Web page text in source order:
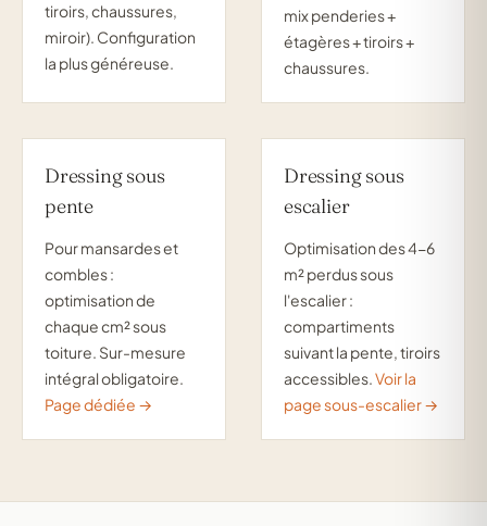
tiroirs, chaussures,
miroir). Configuration
la plus généreuse.
mix penderies +
étagères + tiroirs +
chaussures.
Dressing sous
pente
Pour mansardes et
combles :
optimisation de
chaque cm² sous
toiture. Sur-mesure
intégral obligatoire.
Page dédiée →
Dressing sous
escalier
Optimisation des 4-6
m² perdus sous
l'escalier :
compartiments
suivant la pente, tiroirs
accessibles.Voir la
page sous-escalier →